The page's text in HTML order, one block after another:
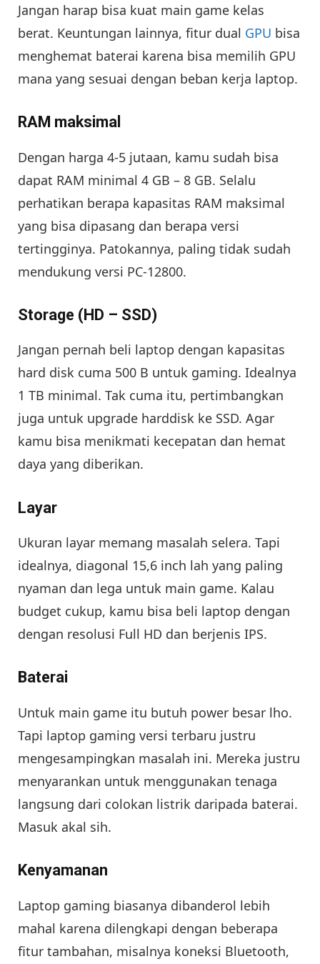
Jangan harap bisa kuat main game kelas
berat. Keuntungan lainnya, fitur dual GPU bisa
menghemat baterai karena bisa memilih GPU
mana yang sesuai dengan beban kerja laptop.
RAM maksimal
Dengan harga 4-5 jutaan, kamu sudah bisa
dapat RAM minimal 4 GB – 8 GB. Selalu
perhatikan berapa kapasitas RAM maksimal
yang bisa dipasang dan berapa versi
tertingginya. Patokannya, paling tidak sudah
mendukung versi PC-12800.
Storage (HD – SSD)
Jangan pernah beli laptop dengan kapasitas
hard disk cuma 500 B untuk gaming. Idealnya
1 TB minimal. Tak cuma itu, pertimbangkan
juga untuk upgrade harddisk ke SSD. Agar
kamu bisa menikmati kecepatan dan hemat
daya yang diberikan.
Layar
Ukuran layar memang masalah selera. Tapi
idealnya, diagonal 15,6 inch lah yang paling
nyaman dan lega untuk main game. Kalau
budget cukup, kamu bisa beli laptop dengan
dengan resolusi Full HD dan berjenis IPS.
Baterai
Untuk main game itu butuh power besar lho.
Tapi laptop gaming versi terbaru justru
mengesampingkan masalah ini. Mereka justru
menyarankan untuk menggunakan tenaga
langsung dari colokan listrik daripada baterai.
Masuk akal sih.
Kenyamanan
Laptop gaming biasanya dibanderol lebih
mahal karena dilengkapi dengan beberapa
fitur tambahan, misalnya koneksi Bluetooth,